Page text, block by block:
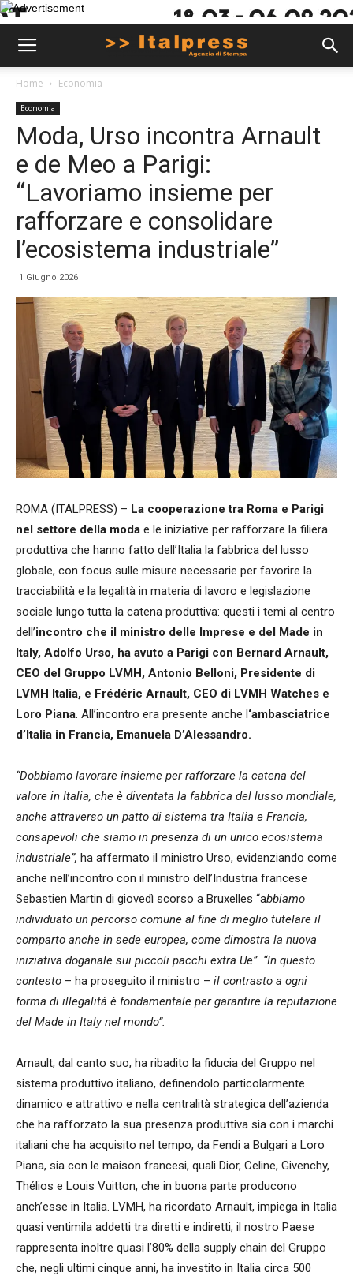
Home Economia
Economia
Moda, Urso incontra Arnault
e de Meo a Parigi:
“Lavoriamo insieme per
rafforzare e consolidare
l’ecosistema industriale”
1 Giugno 2026
ROMA (ITALPRESS) – La cooperazione tra Roma e Parigi
nel settore della moda e le iniziative per rafforzare la filiera
produttiva che hanno fatto dell’Italia la fabbrica del lusso
globale, con focus sulle misure necessarie per favorire la
tracciabilità e la legalità in materia di lavoro e legislazione
sociale lungo tutta la catena produttiva: questi i temi al centro
dell’incontro che il ministro delle Imprese e del Made in
Italy, Adolfo Urso, ha avuto a Parigi con Bernard Arnault,
CEO del Gruppo LVMH, Antonio Belloni, Presidente di
LVMH Italia, e Frédéric Arnault, CEO di LVMH Watches e
Loro Piana. All’incontro era presente anche l‘ambasciatrice
d’Italia in Francia, Emanuela D’Alessandro.
“Dobbiamo lavorare insieme per rafforzare la catena del
valore in Italia, che è diventata la fabbrica del lusso mondiale,
anche attraverso un patto di sistema tra Italia e Francia,
consapevoli che siamo in presenza di un unico ecosistema
industriale”, ha affermato il ministro Urso, evidenziando come
anche nell’incontro con il ministro dell’Industria francese
Sebastien Martin di giovedì scorso a Bruxelles “abbiamo
individuato un percorso comune al fine di meglio tutelare il
comparto anche in sede europea, come dimostra la nuova
iniziativa doganale sui piccoli pacchi extra Ue”. “In questo
contesto – ha proseguito il ministro – il contrasto a ogni
forma di illegalità è fondamentale per garantire la reputazione
del Made in Italy nel mondo”.
Arnault, dal canto suo, ha ribadito la fiducia del Gruppo nel
sistema produttivo italiano, definendolo particolarmente
dinamico e attrattivo e nella centralità strategica dell’azienda
che ha rafforzato la sua presenza produttiva sia con i marchi
italiani che ha acquisito nel tempo, da Fendi a Bulgari a Loro
Piana, sia con le maison francesi, quali Dior, Celine, Givenchy,
Thélios e Louis Vuitton, che in buona parte producono
anch’esse in Italia. LVMH, ha ricordato Arnault, impiega in Italia
quasi ventimila addetti tra diretti e indiretti; il nostro Paese
rappresenta inoltre quasi l’80% della supply chain del Gruppo
che, negli ultimi cinque anni, ha investito in Italia circa 500